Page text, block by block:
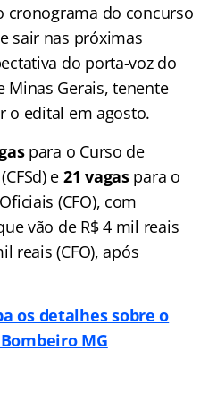
cronograma do concurso
sair nas próximas
do porta-voz do
Minas Gerais, tenente
o edital em agosto.
para o Curso de
e 21 vagaspara o
(CFO), com
vão de R$ 4 mil reais
reais (CFO), após
os detalhes sobre o
MG